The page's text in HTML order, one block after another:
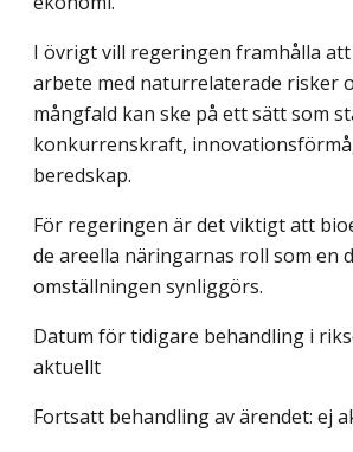
I övrigt vill regeringen framhålla
arbete med naturrelaterade risker
mångfald kan ske på ett sätt som
konkurrenskraft,
beredskap.
För regeringen är det viktigt att
de areella näringarnas roll som en
omställningen synliggörs.
Datum för tidigare behandling i
aktuellt
Fortsatt behandling av ärendet: ej